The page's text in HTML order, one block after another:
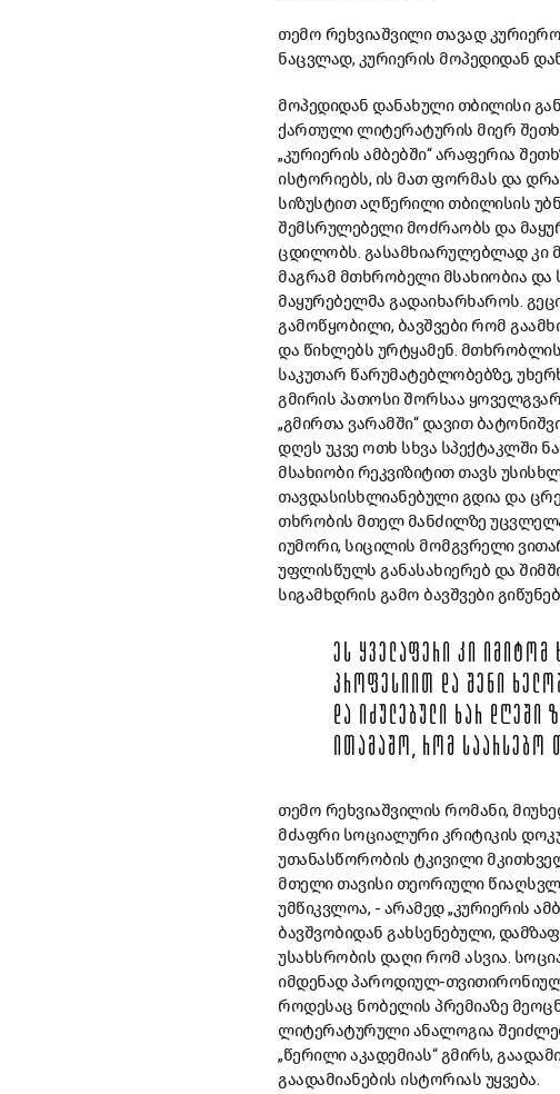
თემო რეხვიაშვილი თავად
ნაცვლად, კურიერის მოპედიდან
მოპედიდან დანახული თბილისი
ქართული ლიტერატურის მიერ
„კურიერის ამბებში“ არაფერია
ისტორიებს, ის მათ ფორმას და
სიზუსტით აღწერილი თბილისის
შემსრულებელი მოძრაობს და
ცდილობს. გასამხიარულებლად კი
მაგრამ მთხრობელი მსახიობია და
მაყურებელმა გადაიხარხაროს.
გამოწყობილი, ბავშვები რომ
და წიხლებს ურტყამენ.
საკუთარ წარუმატებლობებზე,
გმირის პათოსი შორსაა
„გმირთა ვარამში“ დავით
დღეს უკვე ოთხ სხვა სპექტაკლში
მსახიობი რეკვიზიტით თავს
თავდასისხლიანებული გდია და
თხრობის მთელ მანძილზე
იუმორი, სიცილის მომგვრელი
უფლისწულს განასახიერებ და
სიგამხდრის გამო ბავშვები
ᲔᲡ ᲧᲕᲔᲚᲐᲤᲔᲠᲘ ᲙᲘ ᲘᲛᲘᲢᲝᲛ
ᲞᲠᲝᲤᲔᲡᲘᲘᲗ ᲓᲐ ᲨᲔᲜᲘ
ᲓᲐ ᲘᲫᲣᲚᲔᲑᲣᲚᲘ ᲮᲐᲠ ᲓᲦᲔᲨᲘ
ᲘᲗᲐᲛᲐᲨᲝ, ᲠᲝᲛ ᲡᲐᲐᲠᲡᲔᲑᲝ
თემო რეხვიაშვილის რომანი,
მძაფრი სოციალური კრიტიკის
უთანასწორობის ტკივილი
მთელი თავისი თეორიული
უმწიკვლოა, - არამედ „კურიერის
ბავშვობიდან გახსენებული,
უსახსრობის დაღი რომ ასვია.
იმდენად პაროდიულ-
როდესაც ნობელის პრემიაზე
ლიტერატურული ანალოგია
„წერილი აკადემიას“ გმირს,
გაადამიანების ისტორიას უყვება.